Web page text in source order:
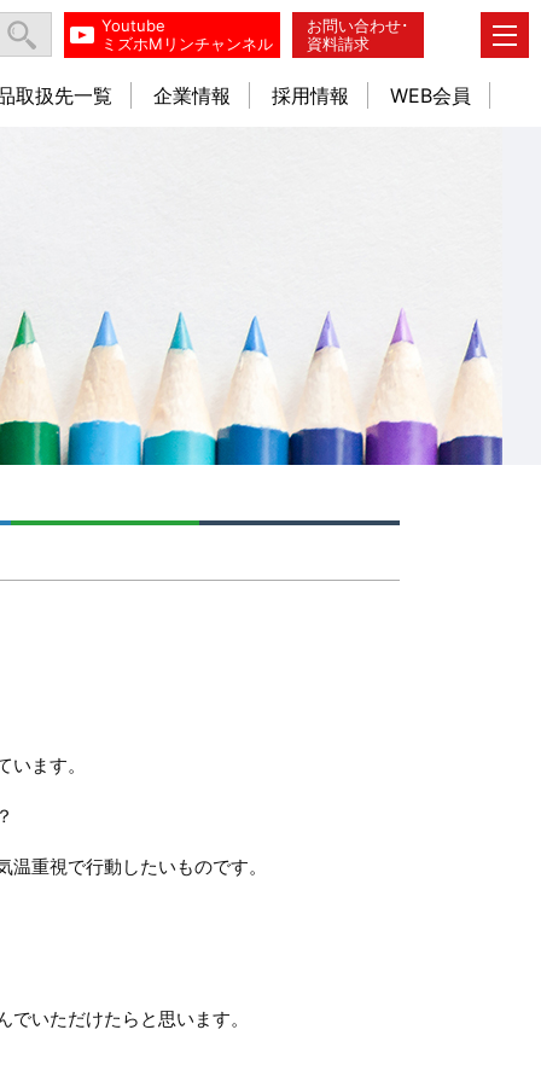
お問い合わせ･
資料請求
Youtube
ミズホMリンチャンネル
取扱先一覧 企業情報 採用情報 WEB会員
ます。
重視で行動したいものです。
いただけたらと思います。